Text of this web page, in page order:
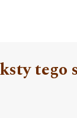
tego